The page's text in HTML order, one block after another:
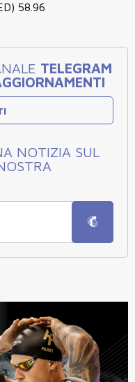
58.96
TELEGRAM
NOTIZIA SUL